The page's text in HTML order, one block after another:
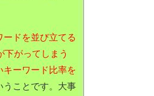
ードを並び立てる
下がってしまう
キーワード比率を
うことです。大事